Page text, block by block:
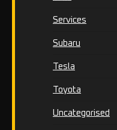
Services
Subaru
Tesla
Toyota
Uncategorised